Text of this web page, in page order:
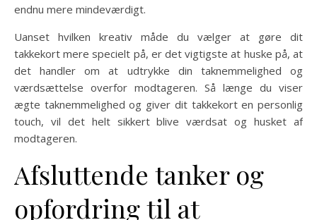
endnu mere mindeværdigt.
Uanset hvilken kreativ måde du vælger at gøre dit
takkekort mere specielt på, er det vigtigste at huske på, at
det handler om at udtrykke din taknemmelighed og
værdsættelse overfor modtageren. Så længe du viser
ægte taknemmelighed og giver dit takkekort en personlig
touch, vil det helt sikkert blive værdsat og husket af
modtageren.
Afsluttende tanker og
opfordring til at